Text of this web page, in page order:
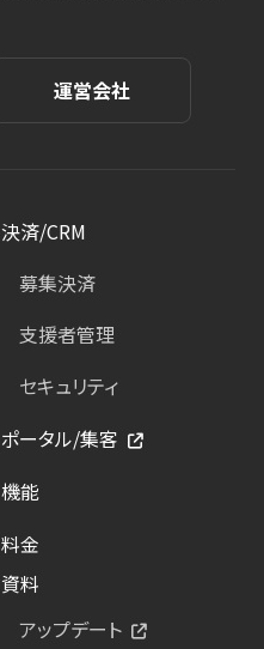
運営会社
決済/CRM
募集決済
支援者管理
セキュリティ
ポータル/集客
機能
料金
資料
アップデート